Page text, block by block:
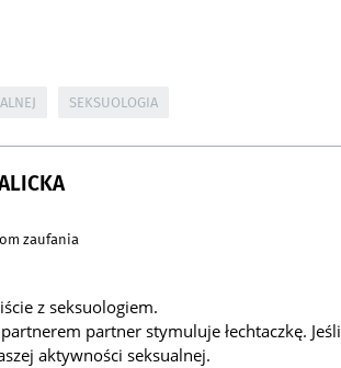
SEKSUOLOGIA
zaufania
z seksuologiem.
partner stymuluje łechtaczkę. Jeśli
aktywności seksualnej.